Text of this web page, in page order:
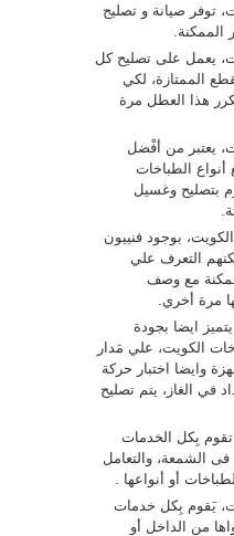
توفر صيانة و تصليح
الممكنة.
يعمل على تصليح كل
الممتازة، لكي
هذا العطل مرة
يعتبر من أفْضل
أنواع الطباخات
بتصليح وغسيل
بوجود فنييون
التعرف علي
مع وصف
مرة أخري.
ايضا بجودة
الكويت، علي مَدار
وايضا اختبار حركة
في الغاز، يتم تصليح
بِكل الخدمات
فى الشمعة، والتعامل
أو أنواعها .
يَقوم بِكل خدمات
من الداخل أو